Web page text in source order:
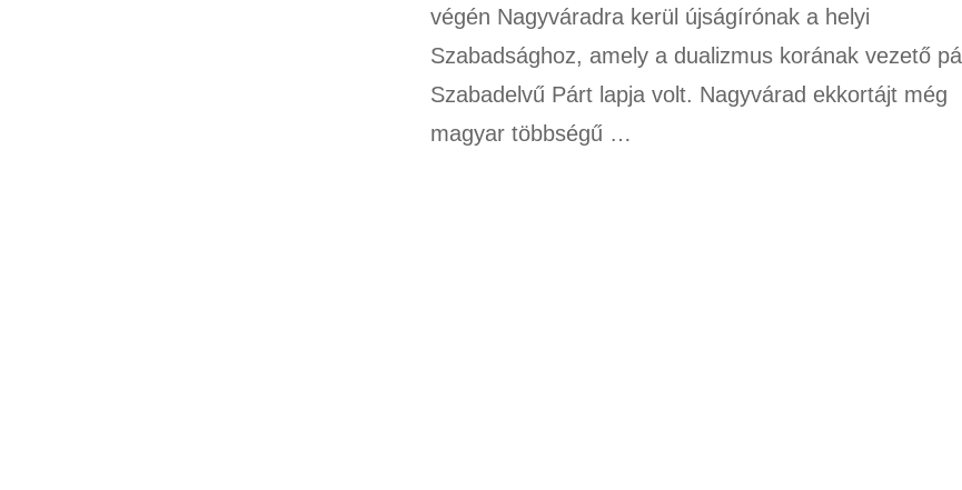
végén Nagyváradra kerül újságírónak a helyi
Szabadsághoz, amely a dualizmus korának vezető
Szabadelvű Párt lapja volt. Nagyvárad ekkortájt még
magyar többségű …